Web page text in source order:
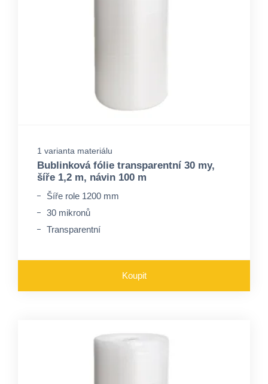
1 varianta materiálu
Bublinková fólie transparentní 30 my,
šíře 1,2 m, návin 100 m
Šíře role 1200 mm
30 mikronů
Transparentní
Koupit